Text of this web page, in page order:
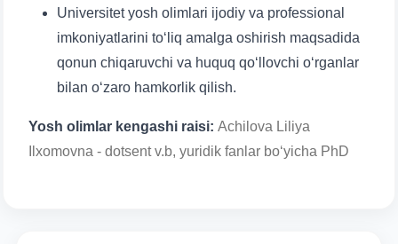
Universitet yosh olimlari ijodiy va professional
imkoniyatlarini to‘liq amalga oshirish maqsadida
qonun chiqaruvchi va huquq qo‘llovchi o‘rganlar
bilan o‘zaro hamkorlik qilish.
Yosh olimlar kengashi raisi: Achilova Liliya
Ilxomovna - dotsent v.b, yuridik fanlar bo‘yicha PhD